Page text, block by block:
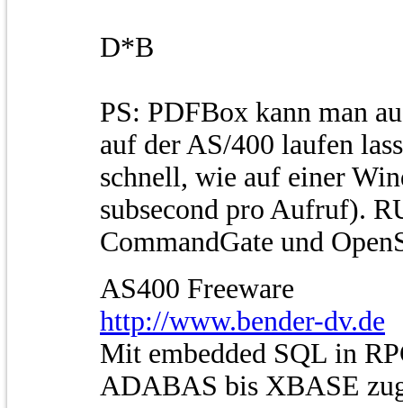
D*B
PS: PDFBox kann man
auf der AS/400 laufen
schnell, wie auf einer
subsecond pro Aufruf).
CommandGate und
AS400 Freeware
http://www.bender-dv.de
Mit embedded SQL in
ADABAS bis XBASE